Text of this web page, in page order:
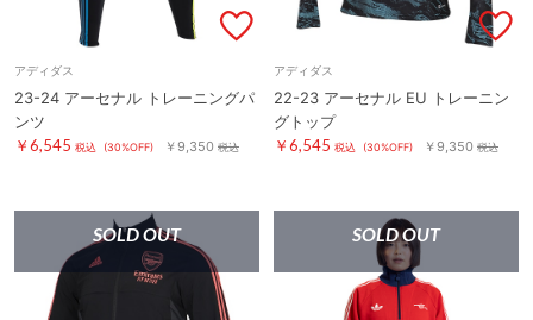
アディダス
23-24 アーセナル トレーニングパ
ンツ
￥6,545 税込 (30%OFF) ￥9,350 税込
アディダス
22-23 アーセナル EU トレーニン
グトップ
￥6,545 税込 (30%OFF) ￥9,350 税込
SOLD OUT SOLD OUT